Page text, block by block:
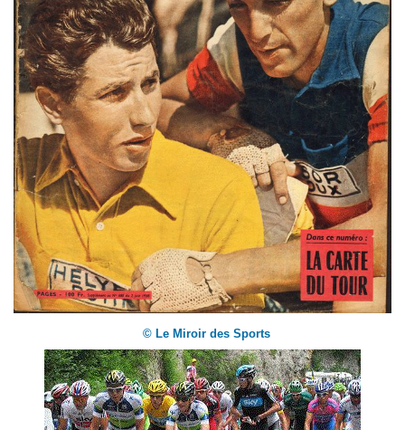
© Le Miroir des Sports